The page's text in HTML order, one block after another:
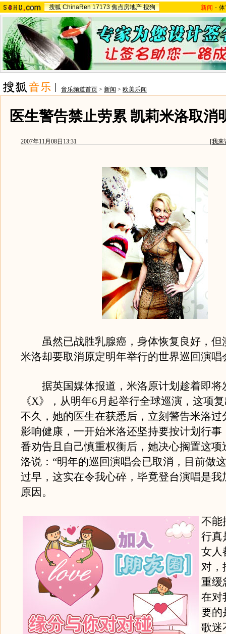
搜狐 ChinaRen 17173 焦点房地产 搜狗 新闻 -
音乐频道首页 > 新闻 > 欧美乐闻
医生警告禁止劳累 凯莉米洛取消
2007年11月08日13:31 [我来
虽然已战胜乳腺癌，身体恢复良好，但
米洛却要取消原定明年举行的世界巡回演唱
据英国媒体报道，米洛原计划趁着即将
《X》，从明年6月起举行全球巡演，这项
不久，她的医生在获悉后，立刻警告米洛过
影响健康，一开始米洛还坚持要按计划行事
番劝告且自己慎重权衡后，她决心搁置这项
洛说：“明年的巡回演唱会已取消，目前做
过早，这实在令我心碎，毕竟登台演唱是我
原因。
不能
行真
女人
对，
重缓
在对
要的
歌迷